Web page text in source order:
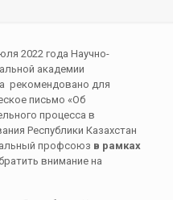
2022 года Научно-
академии
рекомендовано для
письмо «Об
процесса в
Республики Казахстан
профсоюз в рамках
внимание на